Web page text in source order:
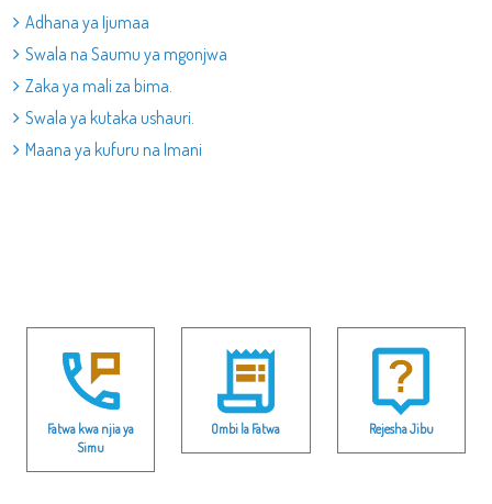
Adhana ya Ijumaa
Swala na Saumu ya mgonjwa
Zaka ya mali za bima.
Swala ya kutaka ushauri.
Maana ya kufuru na Imani
Fatwa kwa njia ya
Simu
Ombi la Fatwa Rejesha Jibu